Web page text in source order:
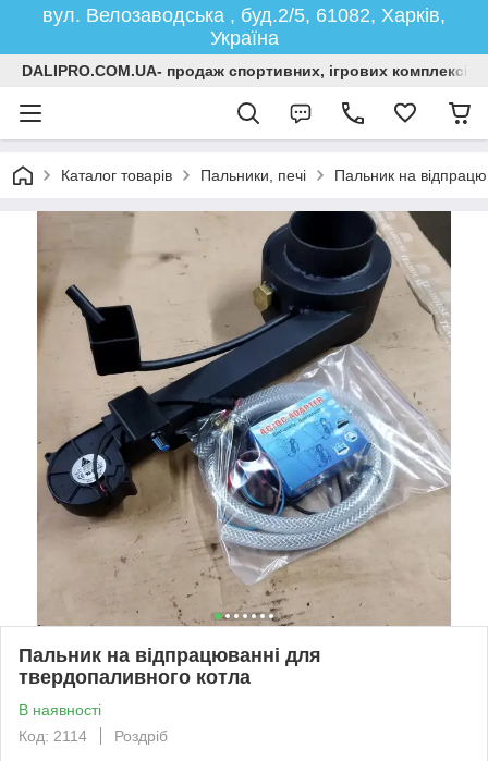
вул. Велозаводська , буд.2/5, 61082, Харків,
Україна
DALIPRO.COM.UA- продаж спортивних, ігрових
Каталог товарів Пальники, печі Пальник на
Пальник на відпрацюванні для
твердопаливного котла
В наявності
Код: 2114
Роздріб